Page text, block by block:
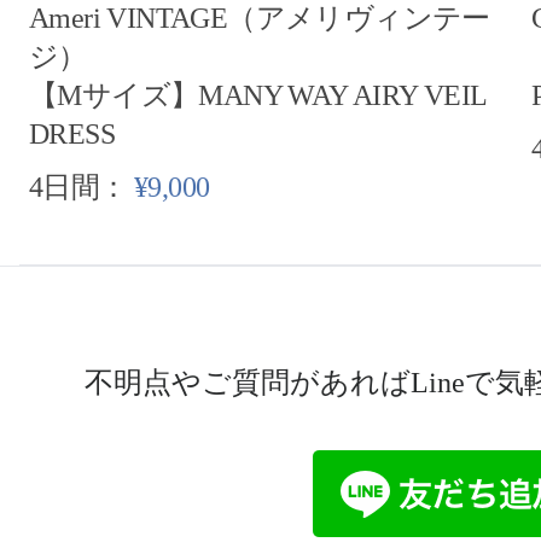
Ameri VINTAGE（アメリヴィンテー
ジ）
【Mサイズ】MANY WAY AIRY VEIL
DRESS
4日間： ¥9,000
不明点やご質問があればLineで気